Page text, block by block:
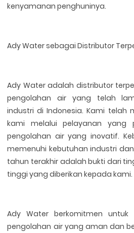
kenyamanan penghuninya.
Ady Water sebagai Distributor
Ady Water adalah distributor
pengolahan air yang telah
industri di Indonesia. Kami telah
kami melalui pelayanan yang
pengolahan air yang inovatif.
memenuhi kebutuhan industri
tahun terakhir adalah bukti dari
tinggi yang diberikan kepada kami.
Ady Water berkomitmen untuk
pengolahan air yang aman dan